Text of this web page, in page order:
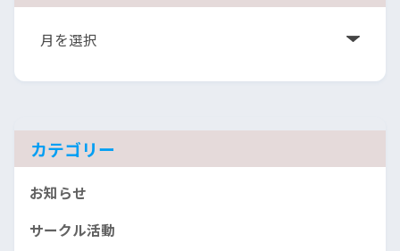
ア
カ
ブ
カテゴリー
お知らせ
サークル活動